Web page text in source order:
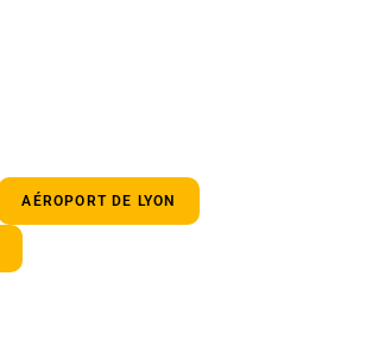
AÉROPORT DE LYON